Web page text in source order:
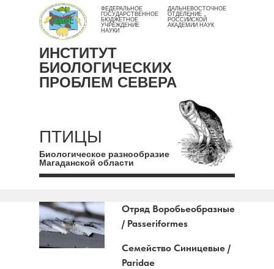
ИНСТИТУТ
БИОЛОГИЧЕСКИХ
ПРОБЛЕМ СЕВЕРА
ФЕДЕРАЛЬНОЕ
ГОСУДАРСТВЕННОЕ
БЮДЖЕТНОЕ
УЧРЕЖДЕНИЕ
НАУКИ
ДАЛЬНЕВОСТОЧНОЕ
ОТДЕЛЕНИЕ
РОССИЙСКОЙ
АКАДЕМИИ НАУК
ПТИЦЫ
Биологическое разнообразие
Магаданской области
Семейство Синицевые /
Paridae
Отряд Воробьеобразные
/ Passeriformes